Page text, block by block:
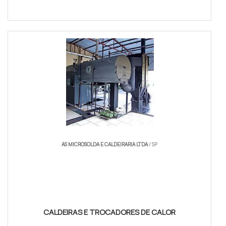
processamento usam tanque industrial para
controlar reação, segurança e transferência de
massa. Nesses ambientes, industrial necessitam de
grandes volumes para manter produção contínua;
um grande tanque permite diluição, segregação de
lotes e mitigação de riscos. Exemplos práticos:
unidades de mistura que demandam
armazenamento para reagentes, e processos de
decantação que exigem fundos de retenção com
casos onde industrial necessitam de reservatórios
AS MICROSOLDA E CALDEIRARIA LTDA/ SP
CALDEIRAS E TROCADORES DE CALOR